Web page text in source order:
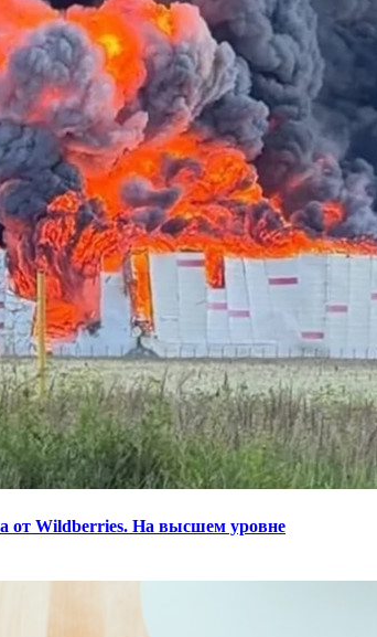
от Wildberries. На высшем уровне